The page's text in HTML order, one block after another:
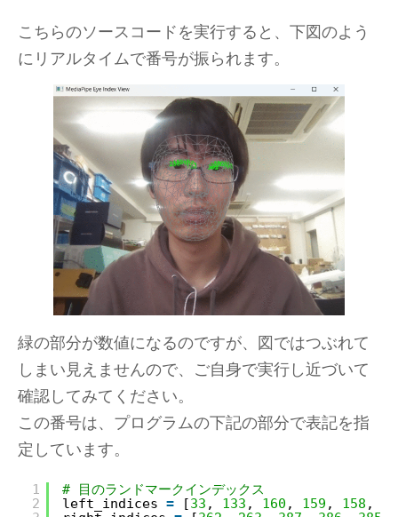
こちらのソースコードを実行すると、下図のよう
にリアルタイムで番号が振られます。
緑の部分が数値になるのですが、図ではつぶれて
しまい見えませんので、ご自身で実行し近づいて
確認してみてください。
この番号は、プログラムの下記の部分で表記を指
定しています。
1
2
# 目のランドマークインデックス
left_indices = [33 , 133 , 160 , 159 , 158 ,